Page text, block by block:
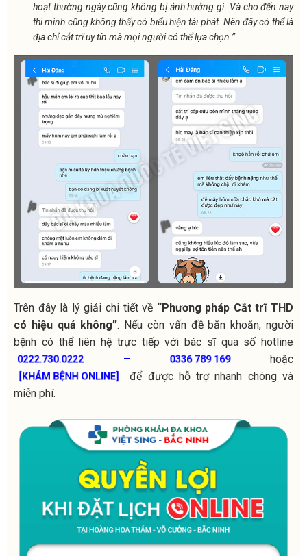
hoạt thường ngày cũng không bị ảnh hưởng gì. Và cho đến nay
thì mình cũng không thấy có biểu hiện tái phát. Nên đây có thể là
địa chỉ cắt trĩ uy tín mà mọi người có thể lựa chọn.”
Trên đây là lý giải chi tiết về “Phương pháp Cắt trĩ THD
có hiệu quả không”. Nếu còn vấn đề băn khoăn, người
bệnh có thể liên hệ trực tiếp với bác sĩ qua số hotline
0222.730.0222 – 0336 789 169 hoặc
[KHÁM BỆNH ONLINE]
để được hỗ trợ nhanh chóng và
miễn phí.